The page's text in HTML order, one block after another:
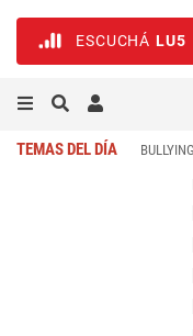
ESCUCHÁ LU5
TEMAS DEL DÍA BULLYING